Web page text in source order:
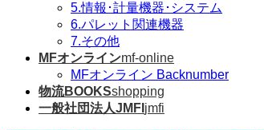
5.情報･計量機器･システム
6.パレット関連機器
7.その他
MFオンラインmf-online
MFオンライン Backnumber
物流BOOKSshopping
一般社団法人JMFI jmfi